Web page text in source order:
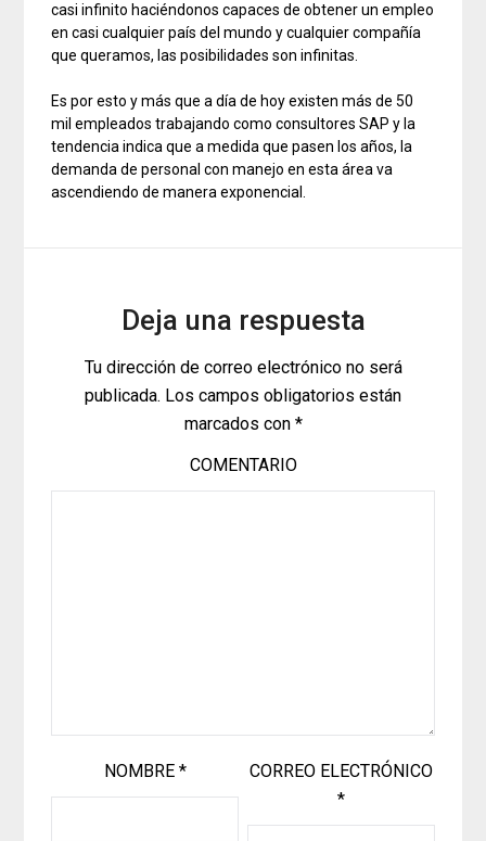
casi infinito haciéndonos capaces de obtener un empleo
en casi cualquier país del mundo y cualquier compañía
que queramos, las posibilidades son infinitas.
Es por esto y más que a día de hoy existen más de 50
mil empleados trabajando como consultores SAP y la
tendencia indica que a medida que pasen los años, la
demanda de personal con manejo en esta área va
ascendiendo de manera exponencial.
Deja una respuesta
Tu dirección de correo electrónico no será
publicada. Los campos obligatorios están
marcados con *
COMENTARIO
NOMBRE *
CORREO ELECTRÓNICO
*